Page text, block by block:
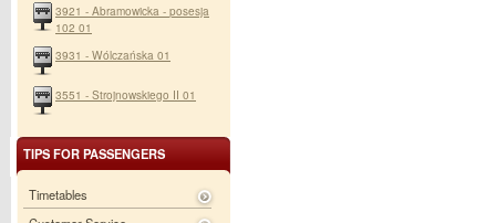
3921 - Abramowicka - posesja
102 01
3931 - Wólczańska 01
3551 - Strojnowskiego II 01
TIPS FOR PASSENGERS
Timetables